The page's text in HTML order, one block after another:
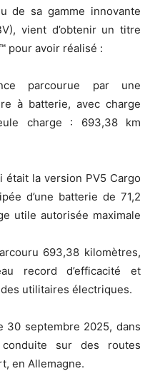
de sa gamme innovante
vient d’obtenir un titre
pour avoir réalisé :
parcourue par une
à batterie, avec charge
charge : 693,38 km
la version PV5 Cargo
d’une batterie de 71,2
utile autorisée maximale
693,38 kilomètres,
record d’efficacité et
utilitaires électriques.
30 septembre 2025, dans
sur des routes
en Allemagne.